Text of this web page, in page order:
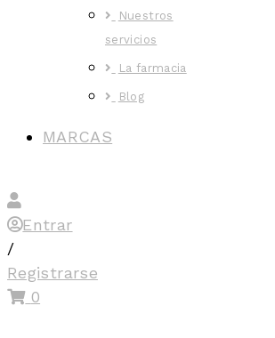
Nuestros
servicios
La farmacia
Blog
MARCAS
Entrar
/
Registrarse
0